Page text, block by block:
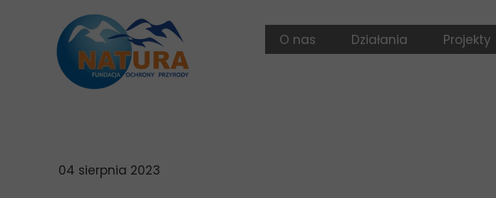
04 sierpnia 2023
O nas
Działania
Projekty